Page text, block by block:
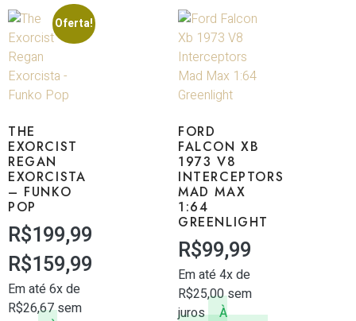
Oferta!
THE
EXORCIST
REGAN
EXORCISTA
– FUNKO
POP
R$199,99
R$159,99
Em até 6x de
R$26,67sem
FORD
FALCON XB
1973 V8
INTERCEPTORS
MAD MAX
1:64
GREENLIGHT
R$99,99
Em até 4x de
R$25,00sem
juros
À